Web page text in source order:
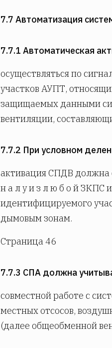
7.7 Автоматизация
7.7.1 Автоматическая
осуществляться по
участков АУПТ,
защищаемых данными
вентиляции,
7.7.2 При условном
активация СПДВ должна
н а л у и з л ю б о й ЗКПС
идентифицируемого
дымовым зонам.
Страница 46
7.7.3 СПА должна
совместной работе с
местных отсосов,
(далее общеобменной